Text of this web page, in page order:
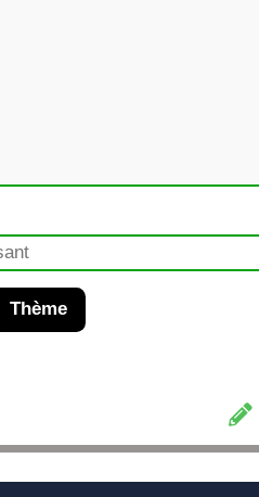
Thème